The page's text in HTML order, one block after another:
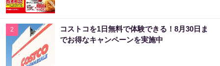
2
コストコを1日無料で体験できる！8月30日ま
でお得なキャンペーンを実施中